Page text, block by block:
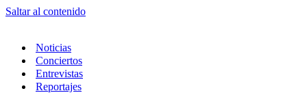
Saltar al contenido
Noticias
Conciertos
Entrevistas
Reportajes